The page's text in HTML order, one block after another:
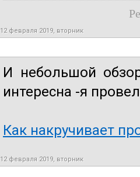
12 февраля 2019, вторник
И небольшой
интересна -я
Как накручивает
12 февраля 2019, вторник